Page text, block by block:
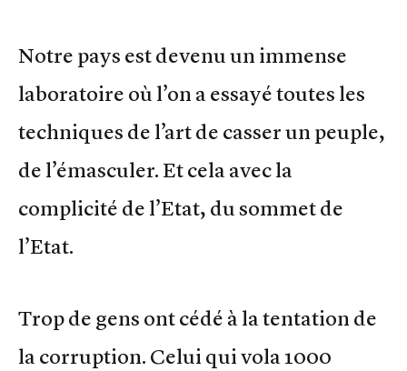
Notre pays est devenu un immense
laboratoire où l’on a essayé toutes les
techniques de l’art de casser un peuple,
de l’émasculer. Et cela avec la
complicité de l’Etat, du sommet de
l’Etat.
Trop de gens ont cédé à la tentation de
la corruption. Celui qui vola 1000